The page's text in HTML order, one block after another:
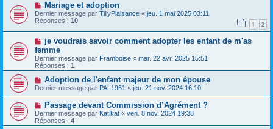
Mariage et adoption
Dernier message par TillyPlaisance « jeu. 1 mai 2025 03:11
Réponses : 10 1 2
je voudrais savoir comment adopter les enfant de m'as
femme
Dernier message par Framboise « mar. 22 avr. 2025 15:51
Réponses : 1
Adoption de l'enfant majeur de mon épouse
Dernier message par PAL1961 « jeu. 21 nov. 2024 16:10
Passage devant Commission d’Agrément ?
Dernier message par Katikat « ven. 8 nov. 2024 19:38
Réponses : 4